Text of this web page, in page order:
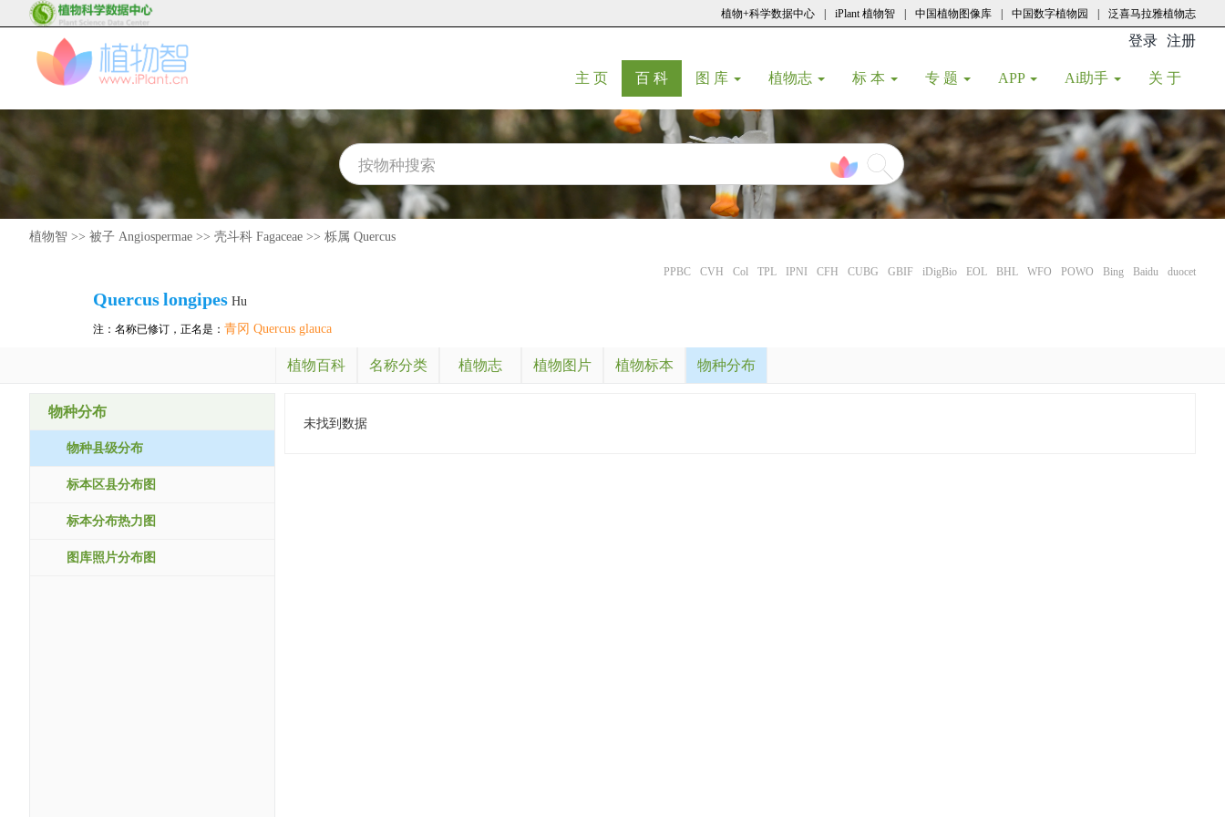
植物+科学数据中心 iPlant 植物智 中国植物图像库 中国数字植物园 泛喜马拉雅植物志
登录 注册
主 页(current)
百 科(current)
图 库 植物志 标 本 专 题 APP Ai助手 关 于
植物智 >> 被子 Angiospermae >> 壳斗科 Fagaceae >> 栎属 Quercus
PPBC CVH Col TPL IPNI CFH CUBG GBIF iDigBio EOL BHL WFO POWO Bing Baidu duocet
Quercuslongipes Hu
注：名称已修订，正名是： 青冈 Quercus glauca
植物百科 名称分类 植物志 植物图片 植物标本 物种分布
物种分布
物种县级分布
标本区县分布图
标本分布热力图
图库照片分布图
未找到数据